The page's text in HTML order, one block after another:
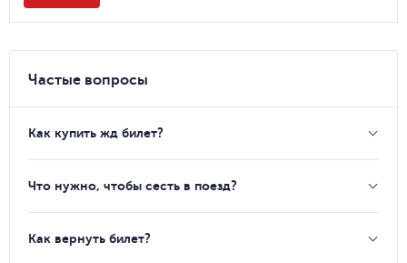
Частые вопросы
Как купить жд билет?
Что нужно, чтобы сесть в поезд?
Как вернуть билет?